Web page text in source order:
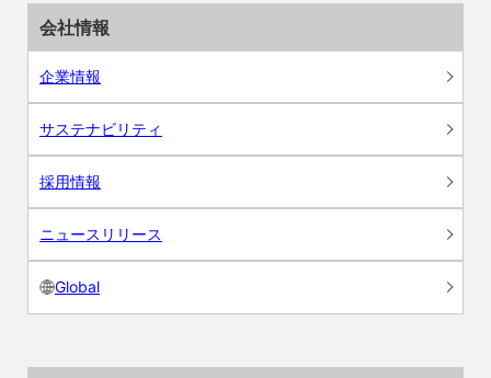
会社情報
企業情報
サステナビリティ
採用情報
ニュースリリース
Global